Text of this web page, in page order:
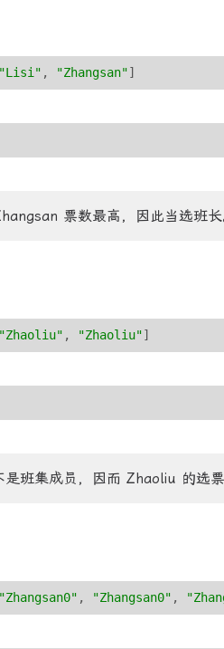
"Lisi" , "Zhangsan"]
票数最高，因此当选班长
"Zhaoliu" , "Zhaoliu"]
班集成员，因而 Zhaoliu 的选
"Zhangsan0" , "Zhangsan0" ,